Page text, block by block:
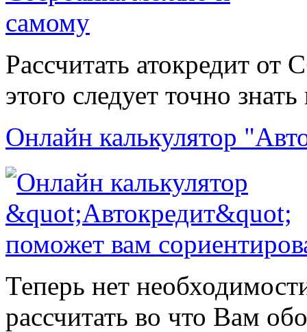
Рассчитать атокредит
этого следует точно
Онлайн калькулятор
Теперь нет
рассчитать во что Вам